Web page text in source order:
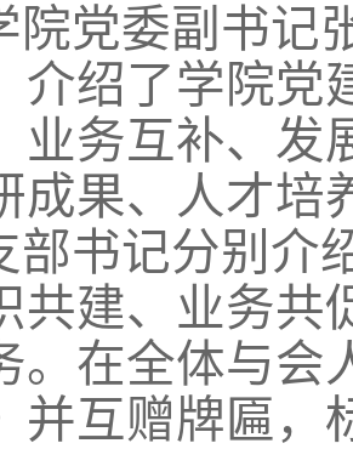
院党委副书记
介绍了学院党
业务互补、发
成果、人才培
部书记分别介
共建、业务共
。在全体与会
并互赠牌匾，